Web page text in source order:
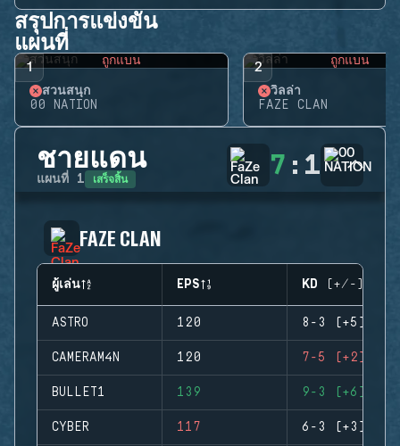
สรุปการแข่งขัน
แผนที่
1 ถูกแบน
สวนสนุก
00 NATION
2 ถูกแบน
วิลล่า
FAZE CLAN
ชายแดน
แผนที่ 1 เสร็จสิ้น 7 : 1
FAZE CLAN
ผู้เล่น EPS KD (+/-)
ASTRO 120 8-3 (+5)
CAMERAM4N 120 7-5 (+2)
BULLET1 139 9-3 (+6)
CYBER 117 6-3 (+3)